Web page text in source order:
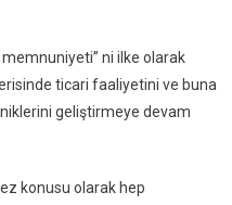
memnuniyeti” ni ilke olarak
ticari faaliyetini ve buna
geliştirmeye devam
konusu olarak hep